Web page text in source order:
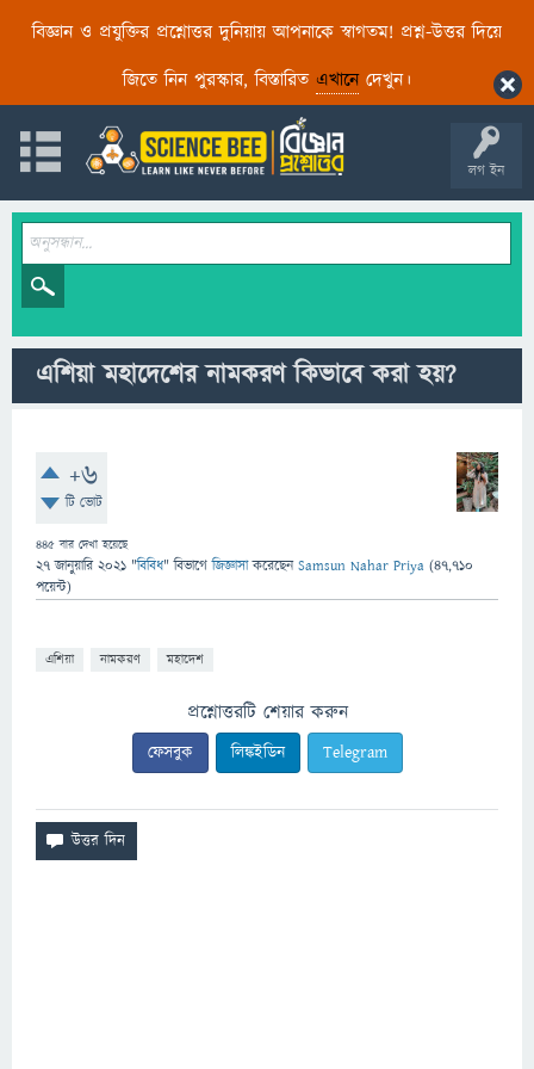
বিজ্ঞান ও প্রযুক্তির প্রশ্নোত্তর দুনিয়ায় আপনাকে স্বাগতম! প্রশ্ন-উত্তর দিয়ে
জিতে নিন পুরস্কার, বিস্তারিত এখানেদেখুন।
লগ ইন
এশিয়া মহাদেশের নামকরণ কিভাবে করা হয়?
+6
টি ভোট
445 বার দেখা হয়েছে
27 জানুয়ারি 2021 "বিবিধ" বিভাগে জিজ্ঞাসাকরেছেনSamsun Nahar Priya (47,710
পয়েন্ট)
এশিয়া নামকরণ মহাদেশ
প্রশ্নোত্তরটি শেয়ার করুন
ফেসবুক লিঙ্কইডিন Telegram